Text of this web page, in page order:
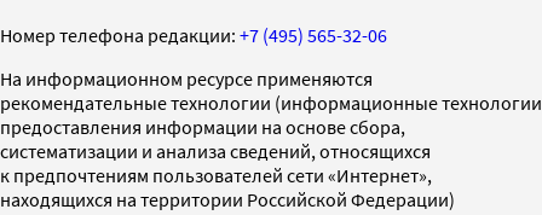
Номер телефона редакции: +7 (495) 565-32-06
На информационном ресурсе применяются
рекомендательные технологии (информационные технологии
предоставления информации на основе сбора,
систематизации и анализа сведений, относящихся
к предпочтениям пользователей сети «Интернет»,
находящихся на территории Российской Федерации)